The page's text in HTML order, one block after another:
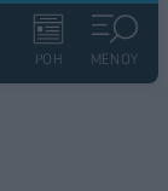
ΡΟΗ ΜΕΝΟΥ